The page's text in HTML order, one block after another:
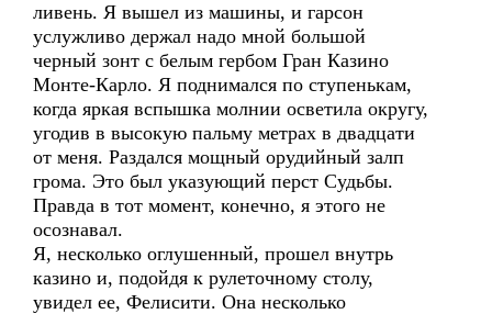
ливень. Я вышел из машины, и гарсон
услужливо держал надо мной большой
черный зонт с белым гербом Гран Казино
Монте-Карло. Я поднимался по ступенькам,
когда яркая вспышка молнии осветила округу,
угодив в высокую пальму метрах в двадцати
от меня. Раздался мощный орудийный залп
грома. Это был указующий перст Судьбы.
Правда в тот момент, конечно, я этого не
осознавал.
Я, несколько оглушенный, прошел внутрь
казино и, подойдя к рулеточному столу,
увидел ее, Фелисити. Она несколько